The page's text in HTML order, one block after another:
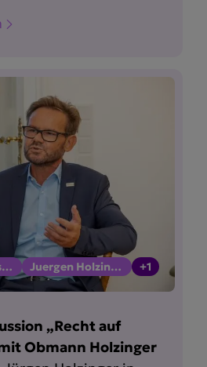
Expertendiskussion Juergen Holzinger +1
„Recht auf
Obmann Holzinger